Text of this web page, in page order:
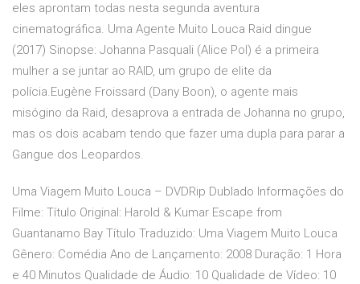
eles aprontam todas nesta segunda aventura
cinematográfica. Uma Agente Muito Louca Raid dingue
(2017) Sinopse: Johanna Pasquali (Alice Pol) é a primeira
mulher a se juntar ao RAID, um grupo de elite da
polícia.Eugène Froissard (Dany Boon), o agente mais
misógino da Raid, desaprova a entrada de Johanna no grupo,
mas os dois acabam tendo que fazer uma dupla para parar a
Gangue dos Leopardos.
Uma Viagem Muito Louca – DVDRip Dublado Informações do
Filme: Título Original: Harold & Kumar Escape from
Guantanamo Bay Título Traduzido: Uma Viagem Muito Louca
Gênero: Comédia Ano de Lançamento: 2008 Duração: 1 Hora
e 40 Minutos Qualidade de Áudio: 10 Qualidade de Vídeo: 10